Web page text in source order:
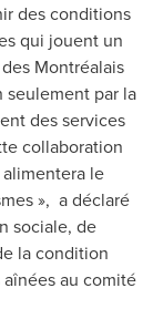
des conditions
qui jouent un
Montréalais
seulement par la
des services
collaboration
le
», a déclaré
sociale, de
la condition
au comité